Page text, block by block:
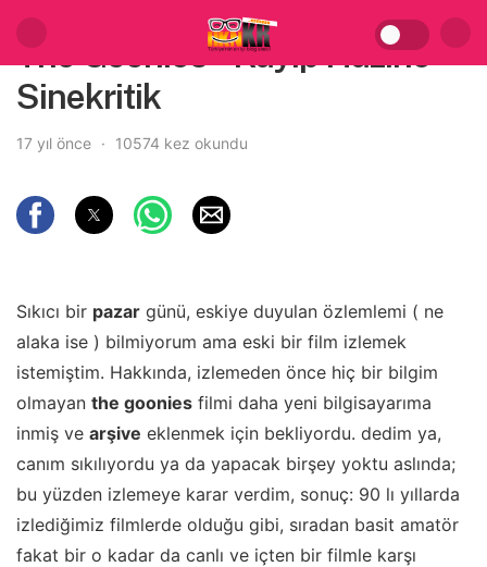
The Goonies – Kayıp Hazine –
Sinekritik
17 yıl önce 10574 kez okundu
Sıkıcı bir pazar günü, eskiye duyulan özlemlemi ( ne
alaka ise ) bilmiyorum ama eski bir film izlemek
istemiştim. Hakkında, izlemeden önce hiç bir bilgim
olmayan the goonies filmi daha yeni bilgisayarıma
inmiş ve arşive eklenmek için bekliyordu. dedim ya,
canım sıkılıyordu ya da yapacak birşey yoktu aslında;
bu yüzden izlemeye karar verdim, sonuç: 90 lı yıllarda
izlediğimiz filmlerde olduğu gibi, sıradan basit amatör
fakat bir o kadar da canlı ve içten bir filmle karşı